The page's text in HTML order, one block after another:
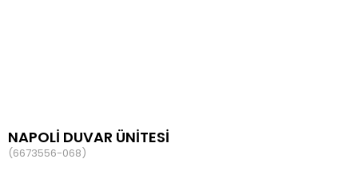
NAPOLİ DUVAR ÜNİTESİ
(6673556-068)